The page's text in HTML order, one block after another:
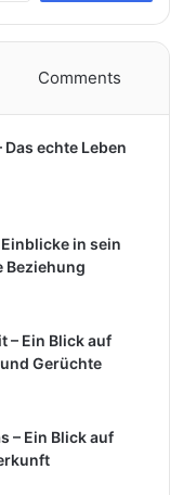
Comments
echte Leben
Einblicke in sein
Beziehung
– Ein Blick auf
Gerüchte
– Ein Blick auf